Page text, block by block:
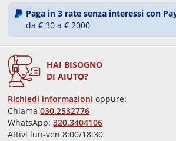
Paga in 3 rate senza interessi con
da € 30 a € 2000
HAI BISOGNO
DI AIUTO?
Richiedi informazioni oppure:
Chiama030.2532776
WhatsApp:320.3404106
Attivi lun-ven 8:00/18:30